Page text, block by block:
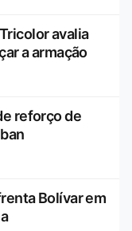
avalia
a armação
reforço de
Bolívar em